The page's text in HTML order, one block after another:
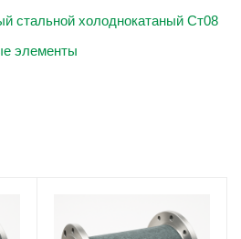
стальной холоднокатаный Ст08
элементы